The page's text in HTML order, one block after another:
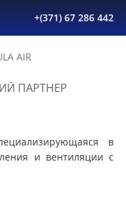
+(371) 67 286 442
AIR
ПАРТНЕР
в
и вентиляции с